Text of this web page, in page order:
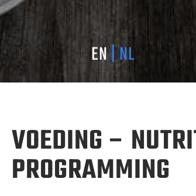
EN| NL
VOEDING –
PROGRAMMING